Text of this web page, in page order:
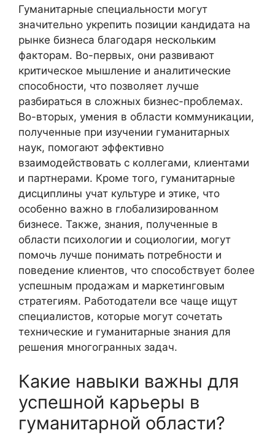
Гуманитарные специальности могут
значительно укрепить позиции кандидата на
рынке бизнеса благодаря нескольким
факторам. Во-первых, они развивают
критическое мышление и аналитические
способности, что позволяет лучше
разбираться в сложных бизнес-проблемах.
Во-вторых, умения в области коммуникации,
полученные при изучении гуманитарных
наук, помогают эффективно
взаимодействовать с коллегами, клиентами
и партнерами. Кроме того, гуманитарные
дисциплины учат культуре и этике, что
особенно важно в глобализированном
бизнесе. Также, знания, полученные в
области психологии и социологии, могут
помочь лучше понимать потребности и
поведение клиентов, что способствует более
успешным продажам и маркетинговым
стратегиям. Работодатели все чаще ищут
специалистов, которые могут сочетать
технические и гуманитарные знания для
решения многогранных задач.
Какие навыки важны для
успешной карьеры в
гуманитарной области?